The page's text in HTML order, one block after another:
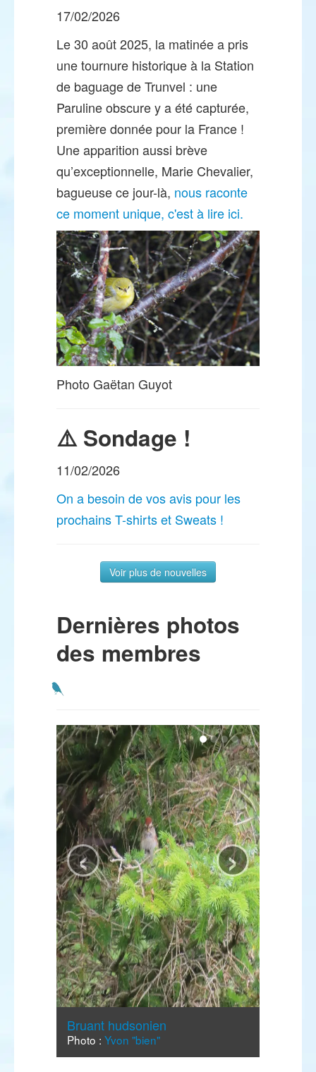
17/02/2026
Le 30 août 2025, la matinée a pris
une tournure historique à la Station
de baguage de Trunvel : une
Paruline obscure y a été capturée,
première donnée pour la France !
Une apparition aussi brève
qu’exceptionnelle, Marie Chevalier,
bagueuse ce jour-là, nous raconte
ce moment unique, c'est à lire ici.
Photo Gaëtan Guyot
⚠️ Sondage !
11/02/2026
On a besoin de vos avis pour les
prochains T-shirts et Sweats !
Voir plus de nouvelles
Dernières photos
des membres
Bruant hudsonien
Photo : Yvon "bien"
‹ ›